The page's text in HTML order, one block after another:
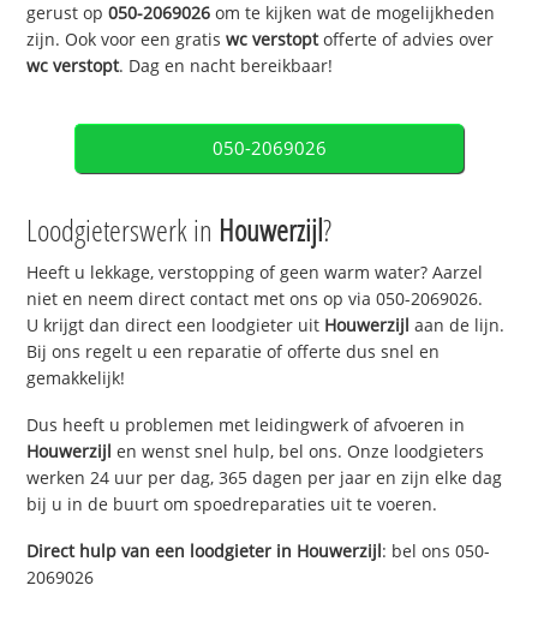
gerust op050-2069026 om te kijken wat de mogelijkheden
zijn. Ook voor een gratiswc verstoptofferte of advies over
wc verstopt. Dag en nacht bereikbaar!
050-2069026
Loodgieterswerk in Houwerzijl?
Heeft u lekkage, verstopping of geen warm water? Aarzel
niet en neem direct contact met ons op via 050-2069026.
U krijgt dan direct een loodgieter uit Houwerzijl aan de lijn.
Bij ons regelt u een reparatie of offerte dus snel en
gemakkelijk!
Dus heeft u problemen met leidingwerk of afvoeren in
Houwerzijl en wenst snel hulp, bel ons. Onze loodgieters
werken 24 uur per dag, 365 dagen per jaar en zijn elke dag
bij u in de buurt om spoedreparaties uit te voeren.
Direct hulp van een loodgieter in Houwerzijl: bel ons 050-
2069026